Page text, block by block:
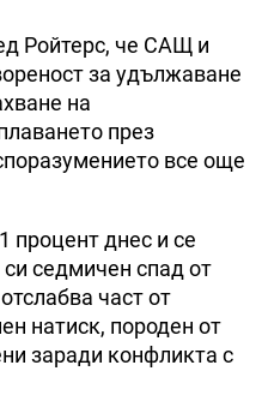
Ройтерс, че САЩ и
за удължаване
на
през
все още
процент днес и се
седмичен спад от
част от
натиск, породен от
заради конфликта с